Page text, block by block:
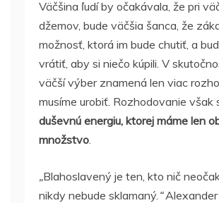
Väčšina ľudí by očakávala, že pri
džemov, bude väčšia šanca, že
možnosť, ktorá im bude chutiť, a
vrátiť, aby si niečo kúpili. V
väčší výber znamená len viac
musíme urobiť. Rozhodovanie však
duševnú energiu, ktorej máme len
množstvo.
„Blahoslavený je ten, kto nič
nikdy nebude sklamaný. “Alexander